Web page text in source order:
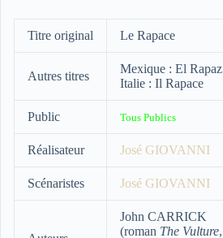
Titre original Le Rapace
Autres titres
Mexique : El Rapaz
Italie : Il Rapace
Public Tous Publics
Réalisateur José GIOVANNI
Scénaristes José GIOVANNI
John CARRICK
(roman The Vulture,